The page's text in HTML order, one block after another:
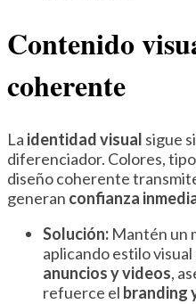
Contenido
coherente
La identidad visual sigue
diferenciador. Colores,
diseño coherente
generan confianza
Solución: Mantén un
aplicando estilo visual
anuncios y videos,
refuerce el branding